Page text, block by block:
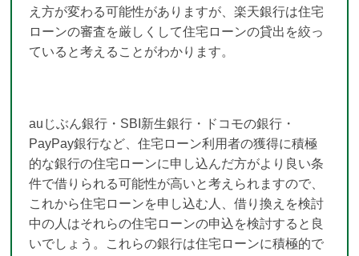
え方が変わる可能性がありますが、楽天銀行は住宅
ローンの審査を厳しくして住宅ローンの貸出を絞っ
ていると考えることがわかります。
auじぶん銀行・SBI新生銀行・ドコモの銀行・
PayPay銀行など、住宅ローン利用者の獲得に積極
的な銀行の住宅ローンに申し込んだ方がより良い条
件で借りられる可能性が高いと考えられますので、
これから住宅ローンを申し込む人、借り換えを検討
中の人はそれらの住宅ローンの申込を検討すると良
いでしょう。これらの銀行は住宅ローンに積極的で